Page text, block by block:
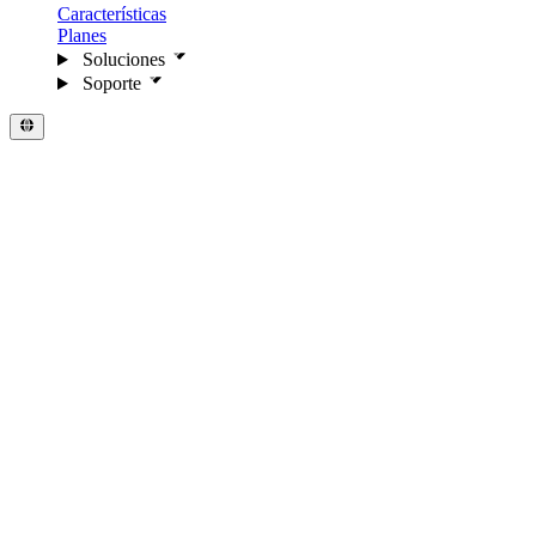
Características
Planes
Soluciones
Soporte